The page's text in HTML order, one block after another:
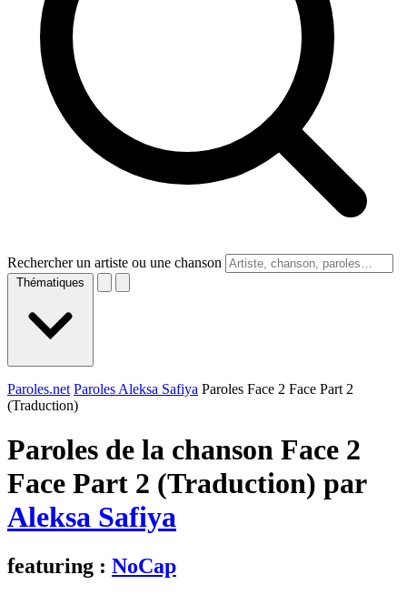
Rechercher un artiste ou une chanson
Thématiques
Paroles.net Paroles Aleksa Safiya Paroles Face 2 Face Part 2
(Traduction)
Paroles de la chanson Face 2
Face Part 2 (Traduction) par
Aleksa Safiya
featuring : NoCap